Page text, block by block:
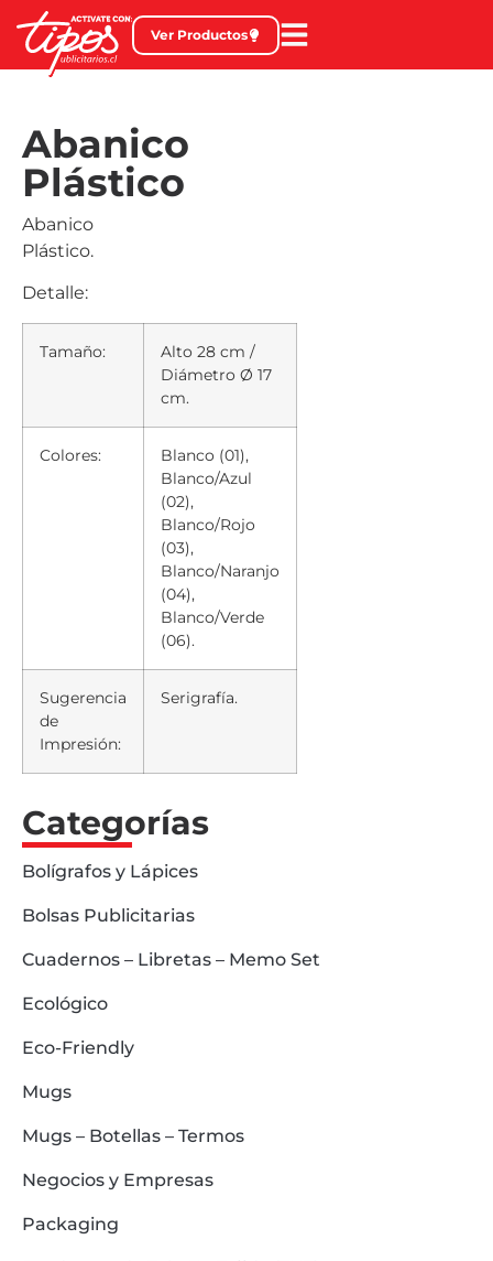
Ver Productos
Abanico
Plástico
Abanico
Plástico.
Detalle:
Tamaño:
Alto 28 cm /
Diámetro Ø 17
cm.
Colores:
Blanco (01),
Blanco/Azul
(02),
Blanco/Rojo
(03),
Blanco/Naranjo
(04),
Blanco/Verde
(06).
Sugerencia
de
Impresión:
Serigrafía.
Categorías
Bolígrafos y Lápices
Bolsas Publicitarias
Cuadernos – Libretas – Memo Set
Ecológico
Eco-Friendly
Mugs
Mugs – Botellas – Termos
Negocios y Empresas
Packaging